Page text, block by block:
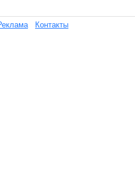
Контакты